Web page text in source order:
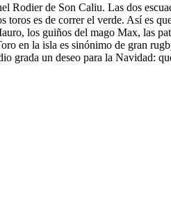
de Son Caliu. Las dos
toros es de correr el verde. Así es
los guiños del mago Max, las
en la isla es sinónimo de gran
grada un deseo para la Navidad: